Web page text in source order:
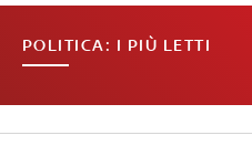
POLITICA: I PIÙ LETTI